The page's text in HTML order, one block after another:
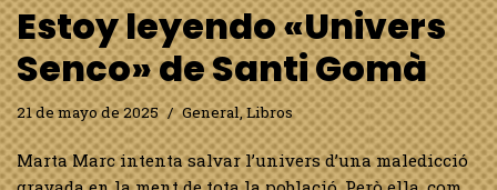
Estoy leyendo «Univers
Senco» de Santi Gomà
21 de mayo de 2025 General,Libros
Marta Marc intenta salvar l’univers d’una maledicció